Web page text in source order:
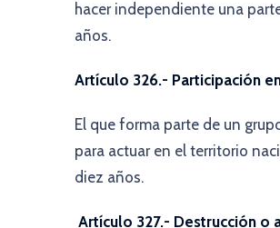
hacer independiente una
años.
Artículo 326.- Participación
El que forma parte de un
para actuar en el territorio
diez años.
Artículo 327.- Destrucción